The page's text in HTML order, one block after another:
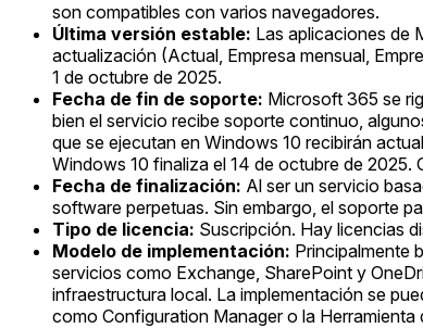
son compatibles con varios navegadores.
Última versión estable: Las aplicaciones de
actualización (Actual, Empresa mensual,
1 de octubre de 2025.
Fecha de fin de soporte: Microsoft 365 se
bien el servicio recibe soporte continuo,
que se ejecutan en Windows 10 recibirán
Windows 10 finaliza el 14 de octubre de
Fecha de finalización: Al ser un servicio
software perpetuas. Sin embargo, el soporte
Tipo de licencia: Suscripción. Hay licencias
Modelo de implementación: Principalmente
servicios como Exchange, SharePoint y
infraestructura local. La implementación se
como Configuration Manager o la